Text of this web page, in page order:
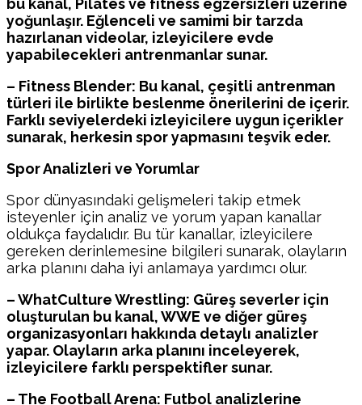
bu kanal, Pilates ve fitness egzersizleri üzerine
yoğunlaşır. Eğlenceli ve samimi bir tarzda
hazırlanan videolar, izleyicilere evde
yapabilecekleri antrenmanlar sunar.
– Fitness Blender: Bu kanal, çeşitli antrenman
türleri ile birlikte beslenme önerilerini de içerir.
Farklı seviyelerdeki izleyicilere uygun içerikler
sunarak, herkesin spor yapmasını teşvik eder.
Spor Analizleri ve Yorumlar
Spor dünyasındaki gelişmeleri takip etmek
isteyenler için analiz ve yorum yapan kanallar
oldukça faydalıdır. Bu tür kanallar, izleyicilere
gereken derinlemesine bilgileri sunarak, olayların
arka planını daha iyi anlamaya yardımcı olur.
– WhatCulture Wrestling: Güreş severler için
oluşturulan bu kanal, WWE ve diğer güreş
organizasyonları hakkında detaylı analizler
yapar. Olayların arka planını inceleyerek,
izleyicilere farklı perspektifler sunar.
– The Football Arena: Futbol analizlerine